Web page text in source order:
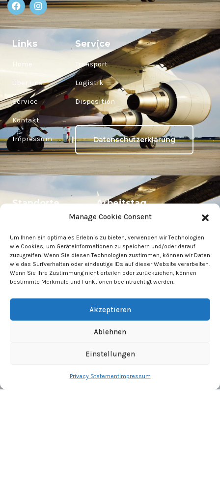
Manage Cookie Consent
Um Ihnen ein optimales Erlebnis zu bieten, verwenden wir Technologien
wie Cookies, um Geräteinformationen zu speichern und/oder darauf
zuzugreifen. Wenn Sie diesen Technologien zustimmen, können wir Daten
wie das Surfverhalten oder eindeutige IDs auf dieser Website verarbeiten.
Wenn Sie Ihre Zustimmung nicht erteilen oder zurückziehen, können
bestimmte Merkmale und Funktionen beeinträchtigt werden.
Akzeptieren
Ablehnen
Einstellungen
Privacy StatementImpressum
Links
Home
Über uns
Service
Kontakt
Impressum
Service
Transport
Logistik
Disposition
Datenschutzerklärung
Standorte
Vösendorf
ÖSTERREICH
Celje SLOWENIEN
Arbeitstag
Dienstag » 08:00 – 17:00
Mittwoch » 08:00 – 17:00
Donnerstag » 08:00 – 17:00
Freitag » 08:00 – 17:00
Designed by HawdDesign –Webdesign Wien